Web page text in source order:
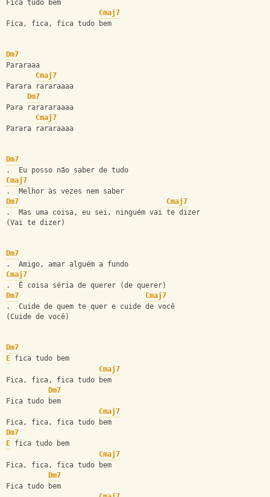
Fica tudo bem
Cmaj7
Fica, fica, fica tudo bem
Dm7
Pararaaa
Cmaj7
Parara rararaaaa
Dm7
Para rarararaaaa
Cmaj7
Parara rararaaaa
Dm7
.  Eu posso não saber de tudo
Cmaj7
.  Melhor às vezes nem saber
Dm7
Cmaj7
.  Mas uma coisa, eu sei, ninguém vai te dizer
(Vai te dizer)
Dm7
.  Amigo, amar alguém a fundo
Cmaj7
.  É coisa séria de querer (de querer)
Dm7
Cmaj7
.  Cuide de quem te quer e cuide de você
(Cuide de você)
Dm7
E fica tudo bem
Cmaj7
Fica, fica, fica tudo bem
Dm7
Fica tudo bem
Cmaj7
Fica, fica, fica tudo bem
Dm7
E fica tudo bem
Cmaj7
Fica, fica, fica tudo bem
Dm7
Fica tudo bem